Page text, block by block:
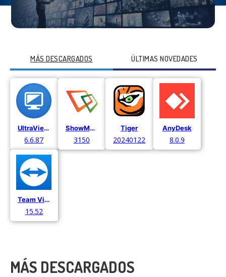
MÁS DESCARGADOS ÚLTIMAS NOVEDADES
UltraViewer
6.6.87
ShowMyPC
3150
Tiger
20240122
AnyDesk
8.0.9
Team Viewer
15.52
MÁS DESCARGADOS